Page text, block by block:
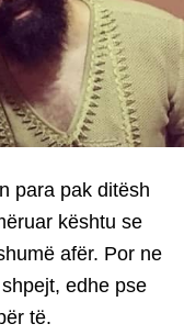
para pak ditësh
kështu se
afër. Por ne
edhe pse
të.